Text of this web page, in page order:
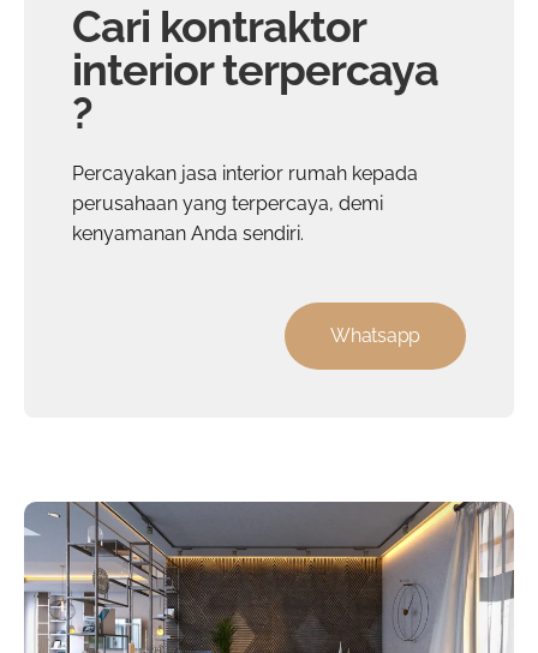
Cari kontraktor
interior terpercaya
?
Percayakan jasa interior rumah kepada
perusahaan yang terpercaya, demi
kenyamanan Anda sendiri.
Whatsapp